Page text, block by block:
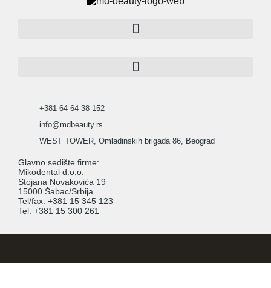
+381 64 64 38 152
info@mdbeauty.rs
WEST TOWER, Omladinskih brigada 86, Beograd
Glavno sedište firme:
Mikodental d.o.o.
Stojana Novakovića 19
15000 Šabac/Srbija
Tel/fax: +381 15 345 123
Tel: +381 15 300 261